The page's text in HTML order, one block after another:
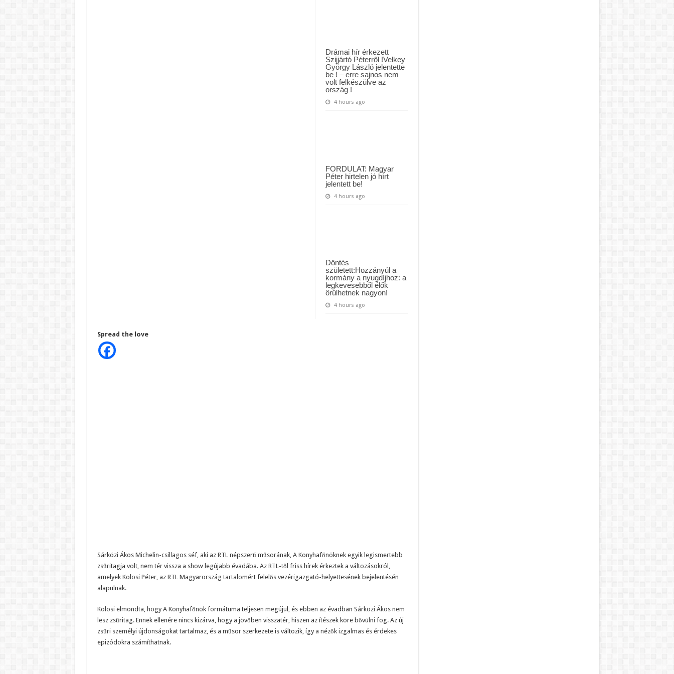
Drámai hír érkezett
Szijjártó Péterről !Velkey
György László jelentette
be ! – erre sajnos nem
volt felkészülve az
ország !
4 hours ago
FORDULAT: Magyar
Péter hirtelen jó hírt
jelentett be!
4 hours ago
Döntés
született:Hozzányúl a
kormány a nyugdíjhoz: a
legkevesebből élők
örülhetnek nagyon!
4 hours ago
Spread the love
Sárközi Ákos Michelin-csillagos séf, aki az RTL népszerű műsorának, A Konyhafőnöknek egyik legismertebb
zsűritagja volt, nem tér vissza a show legújabb évadába. Az RTL-től friss hírek érkeztek a változásokról,
amelyek Kolosi Péter, az RTL Magyarország tartalomért felelős vezérigazgató-helyettesének bejelentésén
alapulnak.
Kolosi elmondta, hogy A Konyhafőnök formátuma teljesen megújul, és ebben az évadban Sárközi Ákos nem
lesz zsűritag. Ennek ellenére nincs kizárva, hogy a jövőben visszatér, hiszen az ítészek köre bővülni fog. Az új
zsűri személyi újdonságokat tartalmaz, és a műsor szerkezete is változik, így a nézők izgalmas és érdekes
epizódokra számíthatnak.